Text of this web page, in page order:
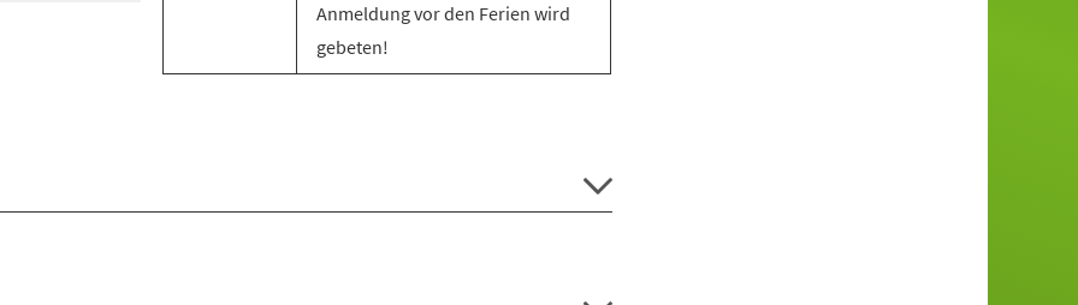
Anmeldung vor den Ferien wird
gebeten!